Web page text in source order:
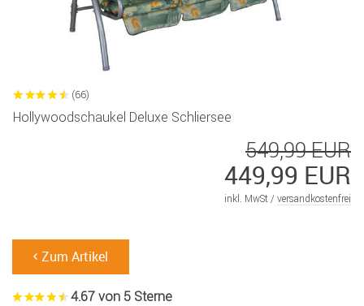
(66)
Hollywoodschaukel Deluxe Schliersee
549,99 EUR
449,99 EUR
inkl. MwSt / versandkostenfrei
Zum Artikel
4.67 von 5 Sterne